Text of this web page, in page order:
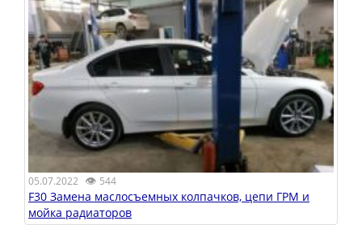
05.07.2022 👁 544
F30 Замена маслосъемных колпачков, цепи ГРМ и
мойка радиаторов